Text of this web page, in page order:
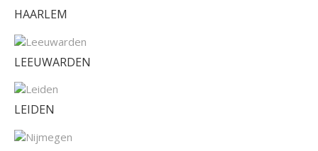
HAARLEM
LEEUWARDEN
LEIDEN